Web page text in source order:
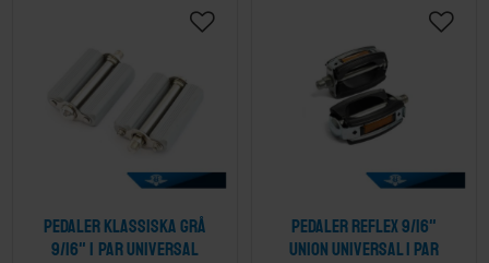
Pedaler klassiska grå
9/16" 1 par Universal
Pedaler Reflex 9/16"
Union Universal 1 par